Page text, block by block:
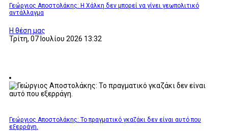
Γεώργιος Αποστολάκης: Η Χάλκη δεν μπορεί να γίνει γεωπολιτικό
αντάλλαγμα
Η θέση μας
Τρίτη, 07 Ιουλίου 2026 13:32
Γεώργιος Αποστολάκης: Το πραγματικό γκαζάκι δεν είναι αυτό που
εξερράγη.